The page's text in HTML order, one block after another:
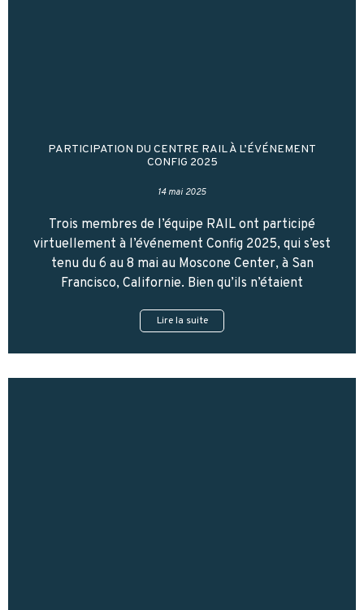
PARTICIPATION DU CENTRE RAIL À L’ÉVÉNEMENT
CONFIG 2025
14 mai 2025
Trois membres de l’équipe RAIL ont participé
virtuellement à l’événement Config 2025, qui s’est
tenu du 6 au 8 mai au Moscone Center, à San
Francisco, Californie. Bien qu’ils n’étaient
Lire la suite